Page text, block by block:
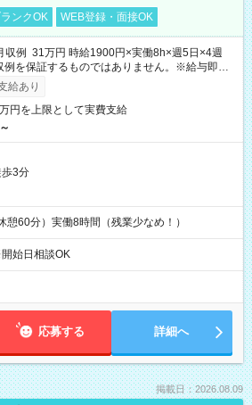
ンクOK WEB登録・面接OK
例 31万円 時給1900円×実働8h×週5日×4週
を保証するものではありません。※給与即受
可（利用条件有）
給あり
円を上限として実費支給
3分
憩60分）実働8時間（残業少なめ！）
始日相談OK
応募する 詳細へ
掲載日：2026.08.09